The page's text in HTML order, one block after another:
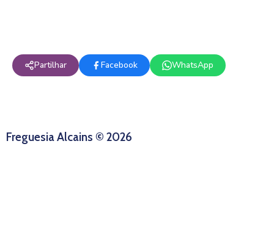
Partilhar Facebook WhatsApp
Freguesia Alcains © 2026